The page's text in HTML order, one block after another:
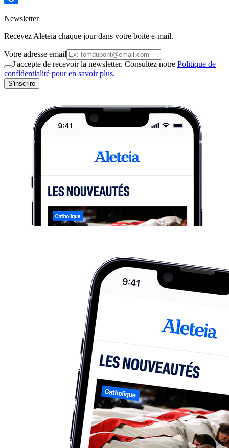
Newsletter
Recevez Aleteia chaque jour dans votre boite e-mail.
Votre adresse email
J'accepte de recevoir la newsletter. Consultez notre Politique de
confidentialité pour en savoir plus.
S'inscrire